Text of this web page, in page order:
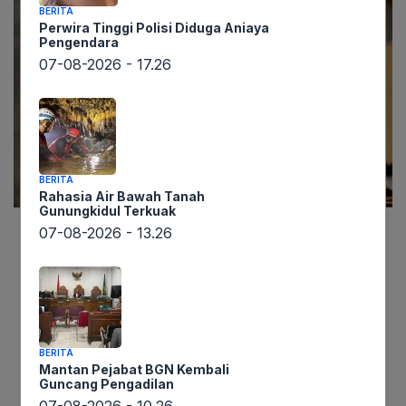
Indonesia pernah diwarnai sebuah kasus
penipuan kolosal yang tak hanya mengguncang
republik, tetapi juga berhasil mengecoh sejumlah
pejabat tinggi negara, bahkan Presiden pertama
RI, Soekarno. Kisah ini berpusat pada seorang
pria yang dengan berani mengklaim dirinya
BERITA
Perwira Tinggi Polisi Diduga Aniaya
Pengendara
07-08-2026 - 17.26
BERITA
Rahasia Air Bawah Tanah
Gunungkidul Terkuak
07-08-2026 - 13.26
BERITA
Mantan Pejabat BGN Kembali
Guncang Pengadilan